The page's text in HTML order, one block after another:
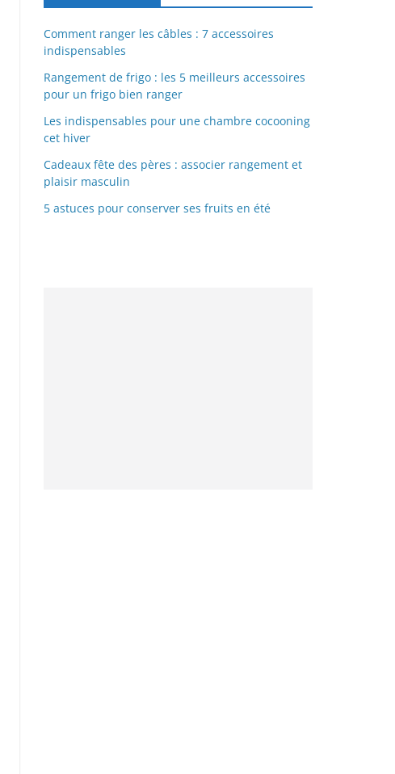
Comment ranger les câbles : 7 accessoires
indispensables
Rangement de frigo : les 5 meilleurs accessoires
pour un frigo bien ranger
Les indispensables pour une chambre cocooning
cet hiver
Cadeaux fête des pères : associer rangement et
plaisir masculin
5 astuces pour conserver ses fruits en été